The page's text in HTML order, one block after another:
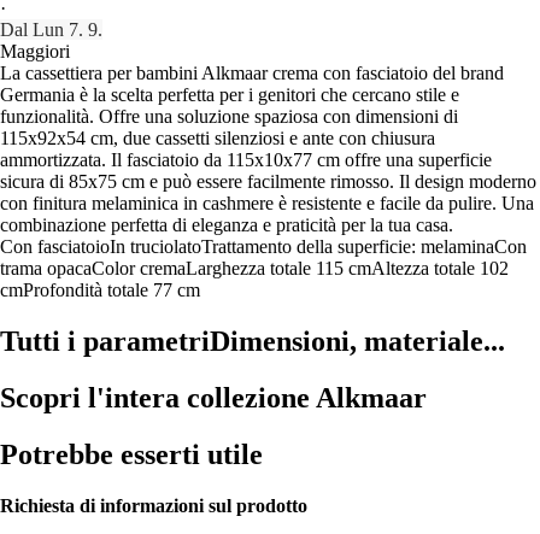
·
Dal Lun 7. 9.
Maggiori
La cassettiera per bambini Alkmaar crema con fasciatoio del brand
Germania è la scelta perfetta per i genitori che cercano stile e
funzionalità. Offre una soluzione spaziosa con dimensioni di
115x92x54 cm, due cassetti silenziosi e ante con chiusura
ammortizzata. Il fasciatoio da 115x10x77 cm offre una superficie
sicura di 85x75 cm e può essere facilmente rimosso. Il design moderno
con finitura melaminica in cashmere è resistente e facile da pulire. Una
combinazione perfetta di eleganza e praticità per la tua casa.
Con fasciatoioIn truciolatoTrattamento della superficie: melaminaCon
trama opacaColor cremaLarghezza totale 115 cmAltezza totale 102
cmProfondità totale 77 cm
Tutti i parametriDimensioni, materiale...
Scopri l'intera collezione Alkmaar
Potrebbe esserti utile
Richiesta di informazioni sul prodotto